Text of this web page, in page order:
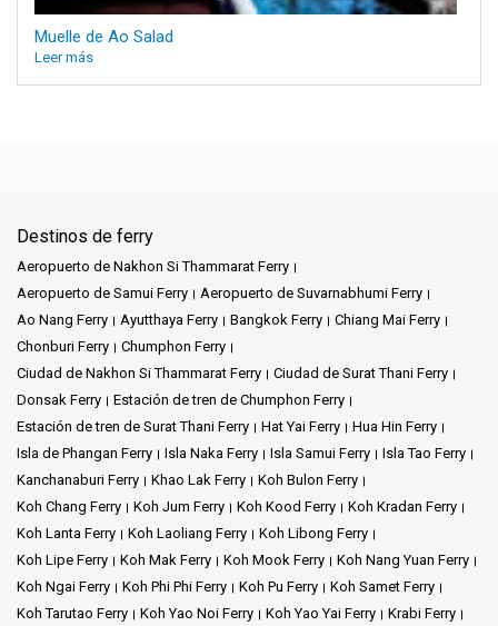
Muelle de Ao Salad
Leer más
Destinos de ferry
Aeropuerto de Nakhon Si Thammarat Ferry
Aeropuerto de Samui Ferry
Aeropuerto de Suvarnabhumi Ferry
Ao Nang Ferry
Ayutthaya Ferry Bangkok Ferry
Chiang Mai Ferry
Chonburi Ferry
Chumphon Ferry
Ciudad de Nakhon Si Thammarat Ferry
Ciudad de Surat Thani Ferry
Donsak Ferry
Estación de tren de Chumphon Ferry
Estación de tren de Surat Thani Ferry
Hat Yai Ferry
Hua Hin Ferry
Isla de Phangan Ferry
Isla Naka Ferry Isla Samui Ferry
Isla Tao Ferry
Kanchanaburi Ferry
Khao Lak Ferry
Koh Bulon Ferry
Koh Chang Ferry
Koh Jum Ferry Koh Kood Ferry
Koh Kradan Ferry
Koh Lanta Ferry
Koh Laoliang Ferry
Koh Libong Ferry
Koh Lipe Ferry
Koh Mak Ferry Koh Mook Ferry
Koh Nang Yuan Ferry
Koh Ngai Ferry
Koh Phi Phi Ferry Koh Pu Ferry
Koh Samet Ferry
Koh Tarutao Ferry
Koh Yao Noi Ferry Koh Yao Yai Ferry
Krabi Ferry